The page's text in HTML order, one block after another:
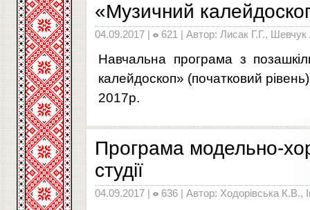
«Музичний
04.09.2017 | 621 | Автор: Лисак Г.Г.,
Навчальна програма з
калейдоскоп» (початковий
2017р.
Програма модельно-
студії
04.09.2017 | 636 | Автор: Ходорівська К.В.,